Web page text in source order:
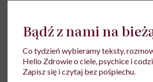
Do wyświetlenia tego materiału z
serwisu (Instagram, Facebook,
wymagana jest zgoda na pliki
Zmień ustawienia
Bądź z nami na
Co tydzień wybieramy teksty,
Hello Zdrowie o ciele, psychice i
Zapisz się i czytaj bez pośpiechu.